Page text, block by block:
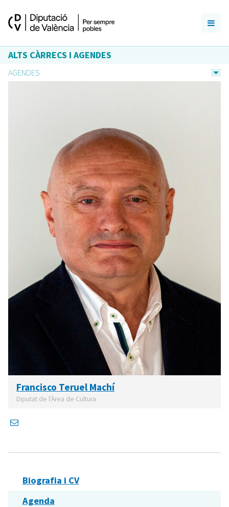
ALTS CÀRRECS I AGENDES
AGENDES
Francisco Teruel Machí
Diputat de l'Àrea de Cultura
Biografia i CV
Agenda